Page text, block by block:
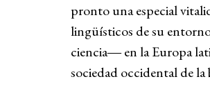
pronto una especial
lingüísticos de su
ciencia― en la Europa
sociedad occidental de